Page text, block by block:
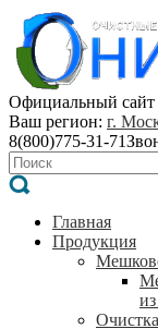
Официальный сайт
Ваш регион: г.
8(800)775-31-71
Главная
Продукция